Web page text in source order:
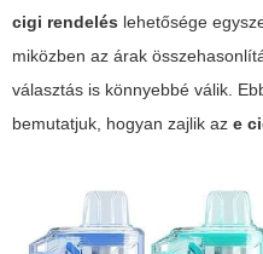
cigi rendelés lehetősége
miközben az árak
választás is könnyebbé válik.
bemutatjuk, hogyan zajlik az e